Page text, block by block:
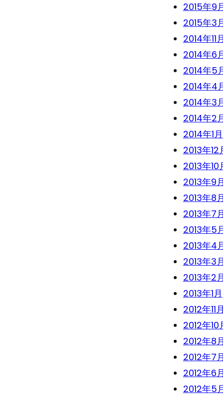
2015年9
2015年3
2014年11月
2014年6
2014年5
2014年4
2014年3
2014年2
2014年1月
2013年12
2013年10
2013年9月
2013年8月
2013年7月
2013年5
2013年4
2013年3月
2013年2月
2013年1月
2012年11月
2012年10
2012年8月
2012年7月
2012年6月
2012年5